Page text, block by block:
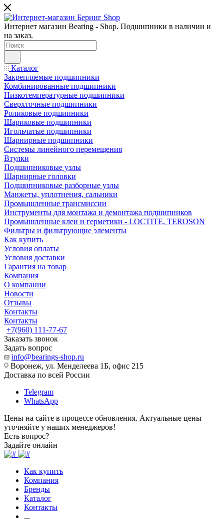
Интернет магазин Bearing - Shop. Подшипники в наличии и
на заказ.
Каталог
Закрепляемые подшипники
Комбинированные подшипники
Низкотемпературные подшипники
Сверхточные подшипники
Роликовые подшипники
Шариковые подшипники
Игольчатые подшипники
Шарнирные подшипники
Системы линейного перемещения
Втулки
Подшипниковые узлы
Шарнирные головки
Подшипниковые разборные узлы
Манжеты, уплотнения, сальники
Промышленные трансмиссии
Инструменты для монтажа и демонтажа подшипников
Промышленные клеи и герметики - LOCTITE, TEROSON
Фильтры и фильтрующие элементы
Как купить
Условия оплаты
Условия доставки
Гарантия на товар
Компания
О компании
Новости
Отзывы
Контакты
Контакты
+7(960) 111-77-67
Заказать звонок
Задать вопрос
info@bearings-shop.ru
Воронеж, ул. Менделеева 1Б, офис 215
Доставка по всей России
Telegram
WhatsApp
Цены на сайте в процессе обновления. Актуальные цены
уточняйте у наших менеджеров!
Есть вопрос?
Задайте онлайн
Как купить
Компания
Бренды
Каталог
Контакты
...